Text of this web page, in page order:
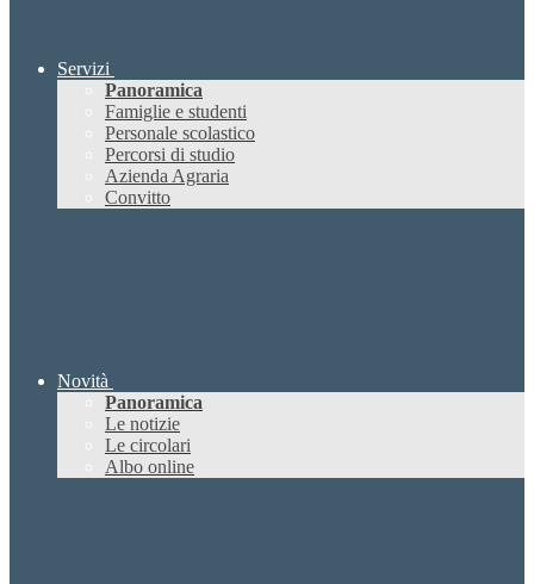
Servizi
Panoramica
Famiglie e studenti
Personale scolastico
Percorsi di studio
Azienda Agraria
Convitto
Novità
Panoramica
Le notizie
Le circolari
Albo online